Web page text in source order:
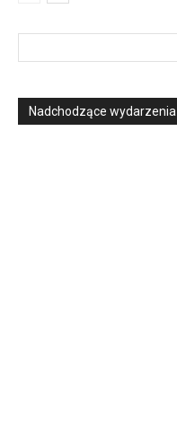
Nadchodzące wydarzenia